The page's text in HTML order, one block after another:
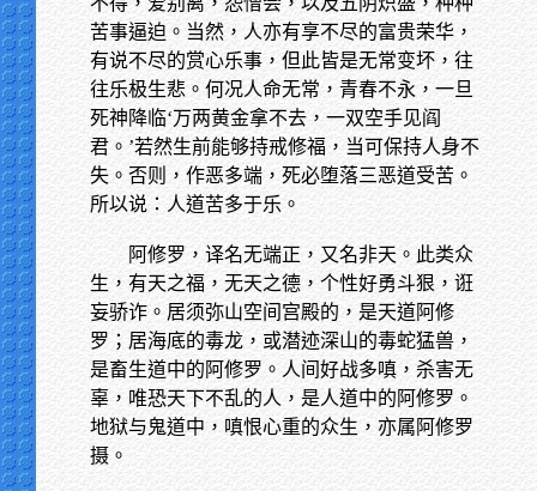
苦事逼迫。当然，人亦有享不尽的富贵荣华，
有说不尽的赏心乐事，但此皆是无常变坏，往
往乐极生悲。何况人命无常，青春不永，一旦
死神降临‘万两黄金拿不去，一双空手见阎
君。’若然生前能够持戒修福，当可保持人身不
失。否则，作恶多端，死必堕落三恶道受苦。
所以说：人道苦多于乐。
阿修罗，译名无端正，又名非天。此类众
生，有天之福，无天之德，个性好勇斗狠，诳
妄骄诈。居须弥山空间宫殿的，是天道阿修
罗；居海底的毒龙，或潜迹深山的毒蛇猛兽，
是畜生道中的阿修罗。人间好战多嗔，杀害无
辜，唯恐天下不乱的人，是人道中的阿修罗。
地狱与鬼道中，嗔恨心重的众生，亦属阿修罗
摄。